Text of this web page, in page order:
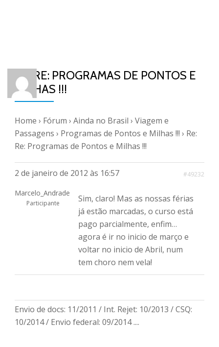
RE: RE: PROGRAMAS DE PONTOS E
MILHAS !!!
Home › Fórum › Ainda no Brasil › Viagem e
Passagens › Programas de Pontos e Milhas !!! › Re:
Re: Programas de Pontos e Milhas !!!
2 de janeiro de 2012 às 16:57 #49232
Marcelo_Andrade
Participante
Sim, claro! Mas as nossas férias
já estão marcadas, o curso está
pago parcialmente, enfim…
agora é ir no inicio de março e
voltar no inicio de Abril, num
tem choro nem vela!
Envio de docs: 11/2011 / Int. Rejet: 10/2013 / CSQ:
10/2014 / Envio federal: 09/2014 ....